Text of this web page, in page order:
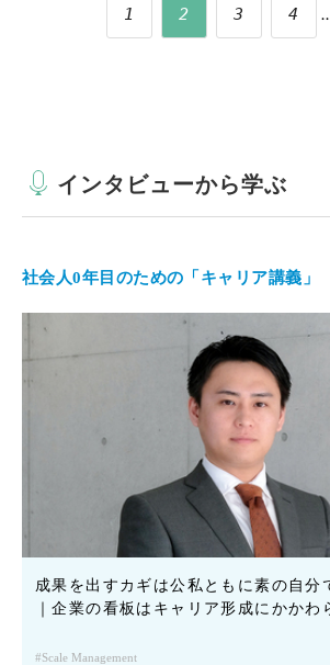
1 2 3 4
インタビューから学ぶ
社会人0年目のための「キャリア講義」
成果を出すカギは公私ともに素の自分
｜企業の看板はキャリア形成にかかわ
Scale Management